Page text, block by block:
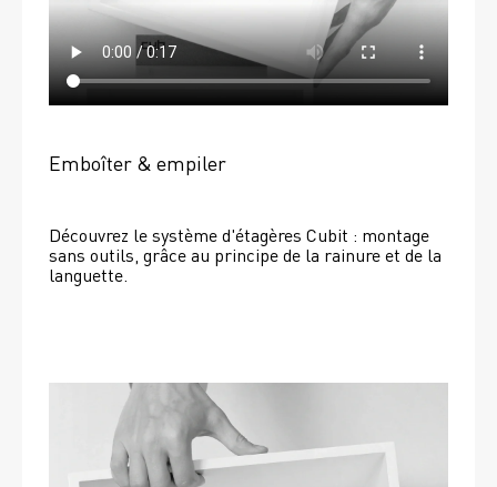
Emboîter & empiler
Découvrez le système d'étagères Cubit : montage
sans outils, grâce au principe de la rainure et de la
languette.